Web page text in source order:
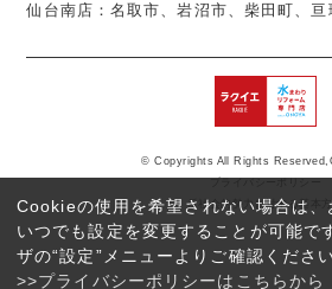
Cookieの使用を希望されない場合は、
いつでも設定を変更することが可能で
ザの“設定”メニューよりご確認ください
>>プライバシーポリシーはこちらから
反社会的勢力に対する基本
© Copyrights All Rights
仙台南店：名取市、岩沼市、柴田町、亘